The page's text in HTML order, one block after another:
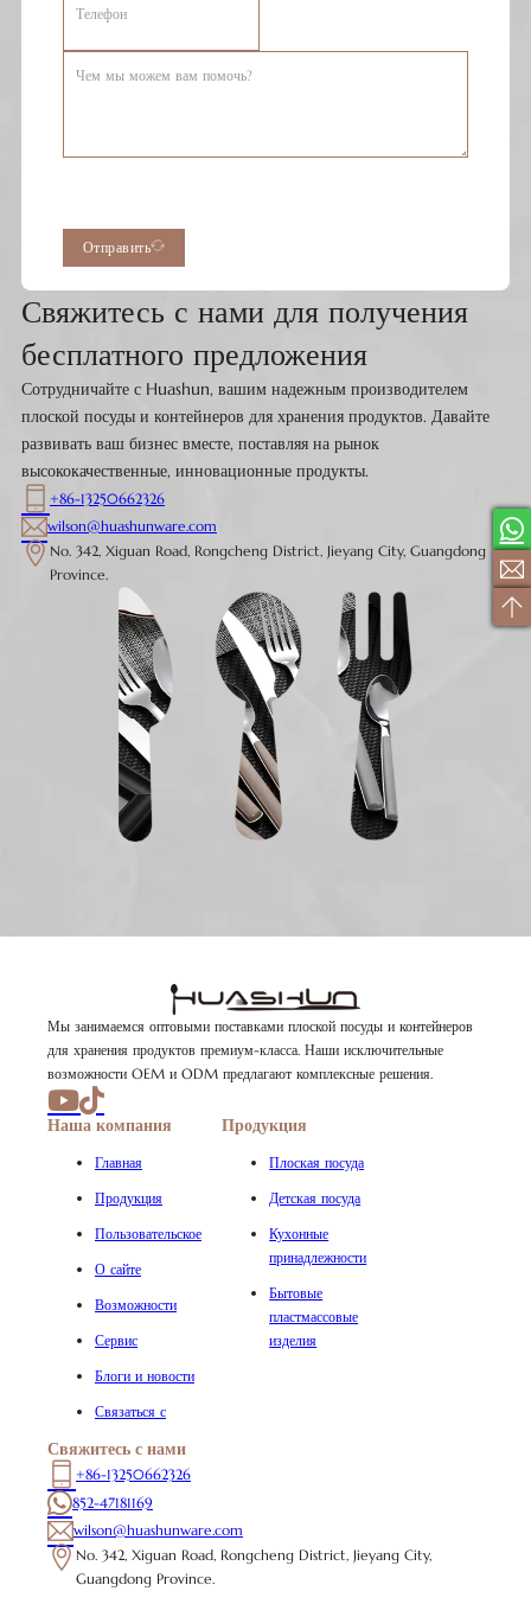
Свяжитесь с нами для получения
бесплатного предложения
Сотрудничайте с Huashun, вашим надежным производителем
плоской посуды и контейнеров для хранения продуктов. Давайте
развивать ваш бизнес вместе, поставляя на рынок
высококачественные, инновационные продукты.
+86-13250662326
wilson@huashunware.com
No. 342, Xiguan Road, Rongcheng District, Jieyang City, Guangdong
Province.
Отправить
Мы занимаемся оптовыми поставками плоской посуды и контейнеров
для хранения продуктов премиум-класса. Наши исключительные
возможности OEM и ODM предлагают комплексные решения.
Наша компания
Главная
Продукция
Пользовательское
О сайте
Возможности
Сервис
Блоги и новости
Связаться с
Продукция
Плоская посуда
Детская посуда
Кухонные
принадлежности
Бытовые
пластмассовые
изделия
Свяжитесь с нами
+86-13250662326
852-47181169
wilson@huashunware.com
No. 342, Xiguan Road, Rongcheng District, Jieyang City,
Guangdong Province.